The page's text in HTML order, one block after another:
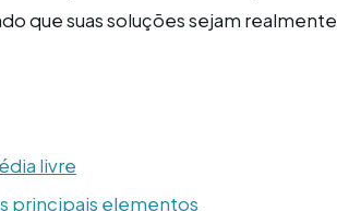
que suas soluções sejam realmente
livre
principais elementos